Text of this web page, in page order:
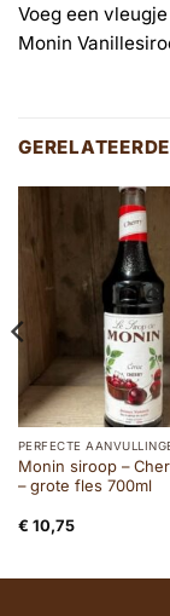
Voeg een
Monin
PERFECTE
Monin siroop –
– grote fles 700ml
€ 10,75